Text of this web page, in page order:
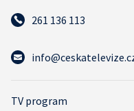
261 136 113
TV program